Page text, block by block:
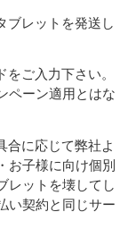
ブレットを発送し
ご入力下さい。
ペーン適用とはな
合に応じて弊社よ
お子様に向け個別
レットを壊してし
い契約と同じサー